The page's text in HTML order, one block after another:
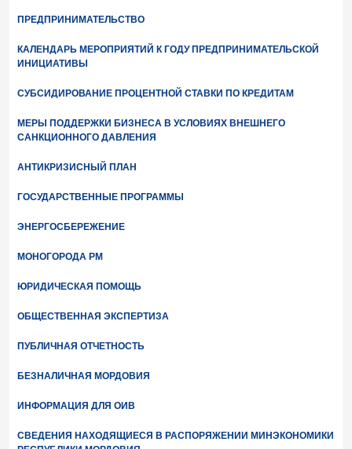
ПРЕДПРИНИМАТЕЛЬСТВО
КАЛЕНДАРЬ МЕРОПРИЯТИЙ К ГОДУ ПРЕДПРИНИМАТЕЛЬСКОЙ
ИНИЦИАТИВЫ
СУБСИДИРОВАНИЕ ПРОЦЕНТНОЙ СТАВКИ ПО КРЕДИТАМ
МЕРЫ ПОДДЕРЖКИ БИЗНЕСА В УСЛОВИЯХ ВНЕШНЕГО
САНКЦИОННОГО ДАВЛЕНИЯ
АНТИКРИЗИСНЫЙ ПЛАН
ГОСУДАРСТВЕННЫЕ ПРОГРАММЫ
ЭНЕРГОСБЕРЕЖЕНИЕ
МОНОГОРОДА РМ
ЮРИДИЧЕСКАЯ ПОМОЩЬ
ОБЩЕСТВЕННАЯ ЭКСПЕРТИЗА
ПУБЛИЧНАЯ ОТЧЕТНОСТЬ
БЕЗНАЛИЧНАЯ МОРДОВИЯ
ИНФОРМАЦИЯ ДЛЯ ОИВ
СВЕДЕНИЯ НАХОДЯЩИЕСЯ В РАСПОРЯЖЕНИИ МИНЭКОНОМИКИ